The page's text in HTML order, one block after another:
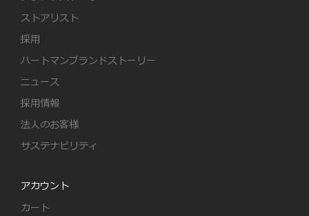
ストアリスト
採用
ハートマンブランドストーリー
ニュース
採用情報
法人のお客様
サステナビリティ
アカウント
カート